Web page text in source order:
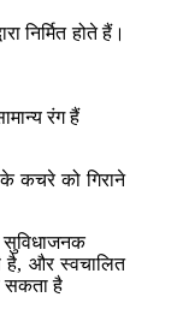
निर्मित होते हैं।
रंग हैं
के कचरे को गिराने
और स्वचालित
सकता है